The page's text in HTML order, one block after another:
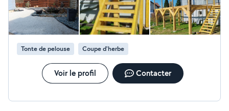
et conseil pour votre habitat. Nettoyage HP terrasse,
façade, etc Enlèvement d'encombrants. Mon objectif,
votre satisfaction. A bientôt. Laurent
Tonte de pelouse Coupe d'herbe
Voir le profil Contacter